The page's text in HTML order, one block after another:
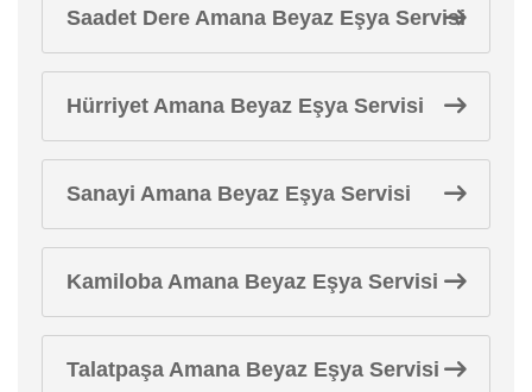
Saadet Dere Amana Beyaz Eşya Servisi
Hürriyet Amana Beyaz Eşya Servisi
Sanayi Amana Beyaz Eşya Servisi
Kamiloba Amana Beyaz Eşya Servisi
Talatpaşa Amana Beyaz Eşya Servisi